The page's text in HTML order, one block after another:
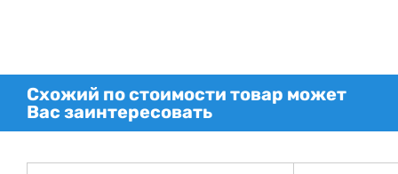
Схожий по стоимости товар может
Вас заинтересовать